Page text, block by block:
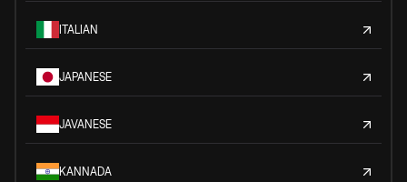
ITALIAN
JAPANESE
JAVANESE
KANNADA